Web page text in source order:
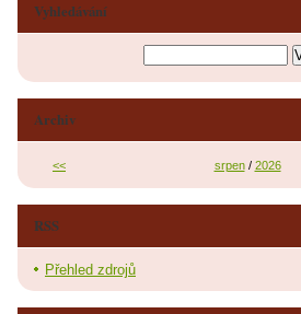
Vyhledávání
Archiv
<< srpen/ 2026
RSS
Přehled zdrojů